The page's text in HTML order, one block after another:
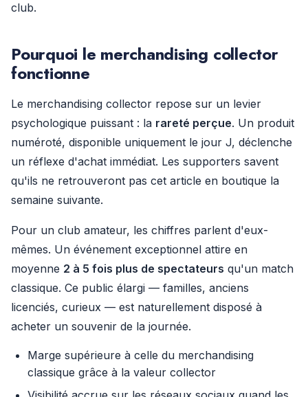
club.
Pourquoi le merchandising collector
fonctionne
Le merchandising collector repose sur un levier
psychologique puissant : la rareté perçue. Un produit
numéroté, disponible uniquement le jour J, déclenche
un réflexe d'achat immédiat. Les supporters savent
qu'ils ne retrouveront pas cet article en boutique la
semaine suivante.
Pour un club amateur, les chiffres parlent d'eux-
mêmes. Un événement exceptionnel attire en
moyenne 2 à 5 fois plus de spectateurs qu'un match
classique. Ce public élargi — familles, anciens
licenciés, curieux — est naturellement disposé à
acheter un souvenir de la journée.
Marge supérieure à celle du merchandising
classique grâce à la valeur collector